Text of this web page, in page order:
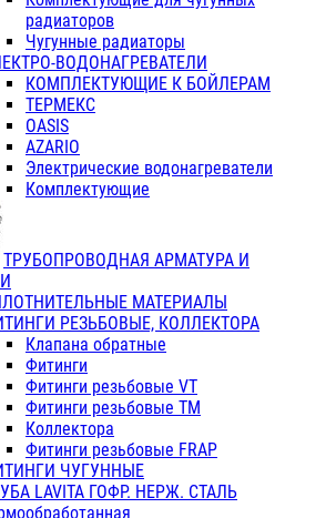
радиаторов
Чугунные радиаторы
ВОДОНАГРЕВАТЕЛИ
КОМПЛЕКТУЮЩИЕ К БОЙЛЕРАМ
ТЕРМЕКС
OASIS
AZARIO
Электрические водонагреватели
Комплектующие
ТРУБОПРОВОДНАЯ АРМАТУРА И
МАТЕРИАЛЫ
РЕЗЬБОВЫЕ, КОЛЛЕКТОРА
Клапана обратные
Фитинги
Фитинги резьбовые VT
Фитинги резьбовые ТМ
Коллектора
Фитинги резьбовые FRAP
ЧУГУННЫЕ
LAVITA ГОФР. НЕРЖ. СТАЛЬ